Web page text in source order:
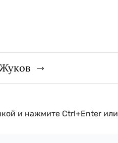
и нажмите Ctrl+Enter или